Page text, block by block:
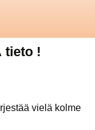
tieto !
vielä kolme